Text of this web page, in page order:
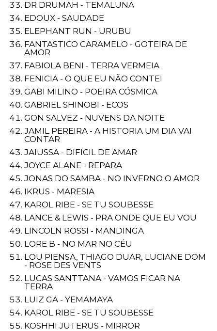
DR DRUMAH - TEMALUNA
EDOUX - SAUDADE
ELEPHANT RUN - URUBU
FANTASTICO CARAMELO - GOTEIRA DE
AMOR
FABIOLA BENI - TERRA VERMEIA
FENICIA - O QUE EU NÃO CONTEI
GABI MILINO - POEIRA CÓSMICA
GABRIEL SHINOBI - ECOS
GON SALVEZ - NUVENS DA NOITE
JAMIL PEREIRA - A HISTORIA UM DIA VAI
CONTAR
JAIUSSA - DIFICIL DE AMAR
JOYCE ALANE - REPARA
JONAS DO SAMBA - NO INVERNO O AMOR
IKRUS - MARESIA
KAROL RIBE - SE TU SOUBESSE
LANCE & LEWIS - PRA ONDE QUE EU VOU
LINCOLN ROSSI - MANDINGA
LORE B - NO MAR NO CÉU
LOU PIENSA, THIAGO DUAR, LUCIANE DOM
- ROSE DES VENTS
LUCAS SANTTANA - VAMOS FICAR NA
TERRA
LUIZ GA - YEMAMAYA
KAROL RIBE - SE TU SOUBESSE
KOSHHI JUTERUS - MIRROR